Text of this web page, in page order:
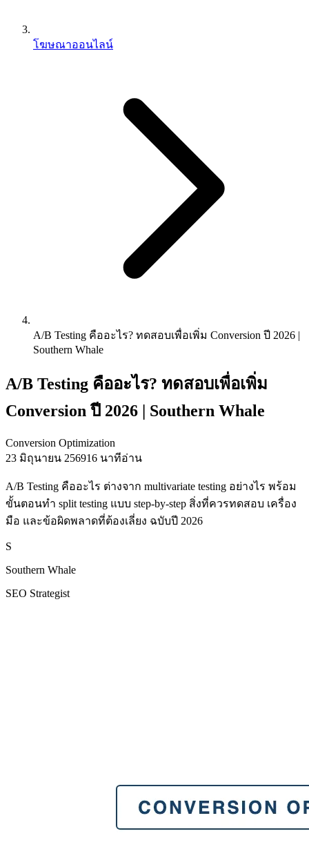
โฆษณาออนไลน์
A/B Testing คืออะไร? ทดสอบเพื่อเพิ่ม Conversion ปี 2026 |
Southern Whale
A/B Testing คืออะไร? ทดสอบเพื่อเพิ่ม
Conversion ปี 2026 | Southern Whale
Conversion Optimization
23 มิถุนายน 256916 นาทีอ่าน
A/B Testing คืออะไร ต่างจาก multivariate testing อย่างไร พร้อม
ขั้นตอนทำ split testing แบบ step-by-step สิ่งที่ควรทดสอบ เครื่อง
มือ และข้อผิดพลาดที่ต้องเลี่ยง ฉบับปี 2026
S
Southern Whale
SEO Strategist